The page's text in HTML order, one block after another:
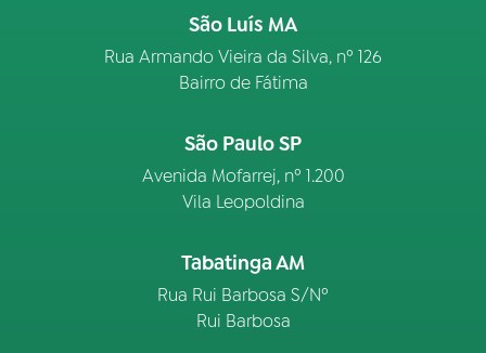
São Luís MA
Rua Armando Vieira da Silva, nº 126
Bairro de Fátima
São Paulo SP
Avenida Mofarrej, nº 1.200
Vila Leopoldina
Tabatinga AM
Rua Rui Barbosa S/Nº
Rui Barbosa